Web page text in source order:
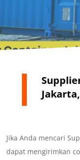
Jika Anda mencari
dapat mengirimkan